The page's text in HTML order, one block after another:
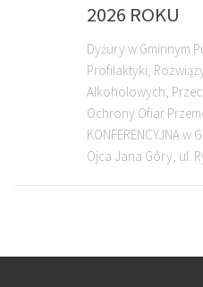
2026 ROKU
Dyżury w Gminnym
Profilaktyki,
Alkoholowych,
Ochrony Ofiar
KONFERENCYJNA
Ojca Jana Góry, ul.